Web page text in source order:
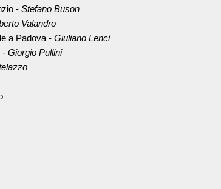
- Stefano Buson
Valandro
a Padova - Giuliano Lenci
- Giorgio Pullini